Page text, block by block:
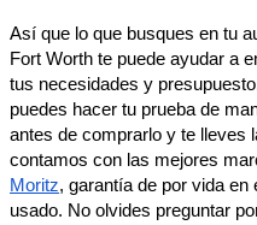
Así que lo que busques en tu
Fort Worth te puede ayudar a
tus necesidades y
puedes hacer tu prueba de
antes de comprarlo y te lleves
contamos con las mejores
Moritz, garantía de por vida
usado. No olvides preguntar